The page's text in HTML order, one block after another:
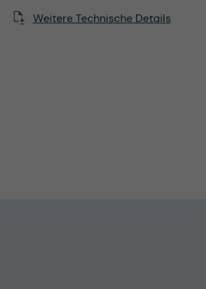
Weitere Technische Details